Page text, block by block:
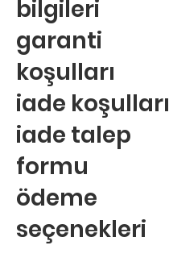
bilgileri
garanti
koşulları
iade koşulları
iade talep
formu
ödeme
seçenekleri